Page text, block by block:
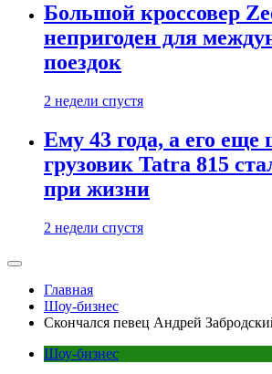
Большой кроссовер
непригоден для
поездок
2 недели спустя
Ему 43 года, а его еще
грузовик Tatra 815
при жизни
2 недели спустя
Главная
Шоу-бизнес
Скончался певец Андрей
Шоу-бизнес